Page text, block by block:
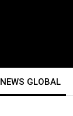
NEWS GLOBAL